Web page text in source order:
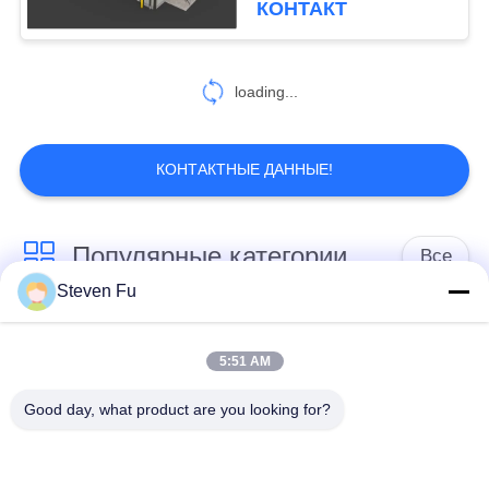
Промышленные
118
структурная сталь
КОНТАКТ
loading...
КОНТАКТНЫЕ ДАННЫЕ!
Популярные категории Все
стальная структура
Мастерская
стальной структуры
конструкция
Изготовление
Steven Fu
5:51 AM
Good day, what product are you looking for?